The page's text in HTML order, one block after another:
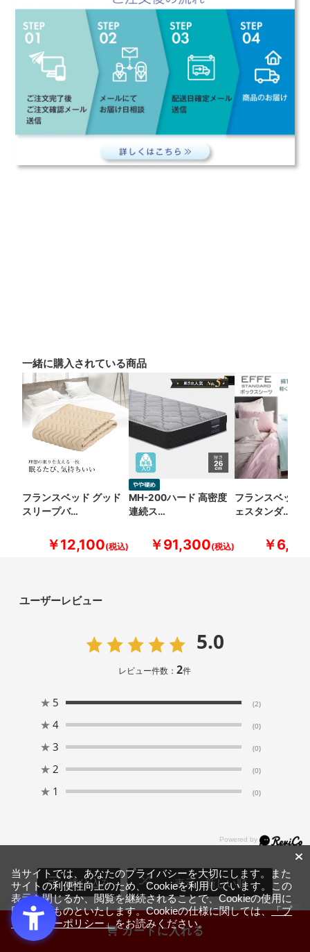
カートに入れる
一緒に購入されている商品
フランスベッド グッド
スリープバ…
￥12,100
MH-200ハード 高密度
連続ス…
￥91,300
フランスベッド
ェスタンダ…
￥
ユーザーレビュー
5.0
レビュー件数：2件
★ 5 (2)
★ 4 (0)
★ 3 (0)
★ 2 (0)
★ 1 (0)
絞り込み 表示：新しい順
当サイトでは、あなたのプライバシーを大切にします。また
サイトの利便性向上のため、Cookieを利用しています。この
表示を閉じるか、閲覧を継続されることで、Cookieの使用に
同意するものといたします。Cookieの仕様に関しては、「プ
ライバシーポリシー」をお読みください。